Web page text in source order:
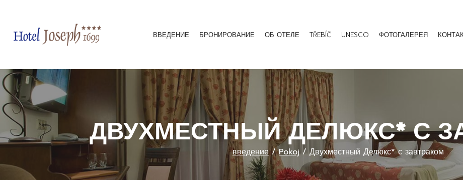
ВВЕДЕНИЕ БРОНИРОВАНИЕ ОБ ОТЕЛЕ TŘEBÍČ UNESCO ФОТОГАЛЕРЕЯ
ДВУХМЕСТНЫЙ ДЕЛЮКС* С
введение / Pokoj / Двухместный Делюкс* с завтраком